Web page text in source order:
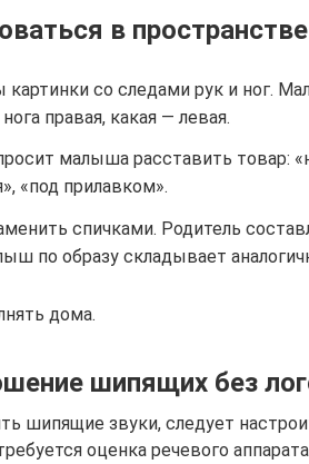
в пространстве
картинки со следами рук и ног.
правая, какая — левая.
малыша расставить товар:
«под прилавком».
спичками. Родитель
по образу складывает
дома.
шипящих без
шипящие звуки, следует
оценка речевого